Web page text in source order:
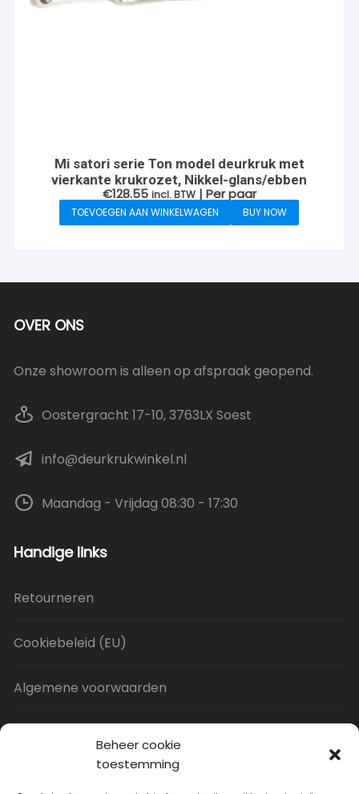
Beheer cookie
toestemming
Mi satori serie Ton model deurkruk met
vierkante krukrozet, Nikkel-glans/ebben
€128.55 incl. BTW | Per paar
TOEVOEGEN AAN WINKELWAGEN BUY NOW
OVER ONS
Onze showroom is alleen op afspraak geopend.
Oostergracht 17-10, 3763LX Soest
info@deurkrukwinkel.nl
Maandag - Vrijdag 08:30 - 17:30
Handige links
Retourneren
Cookiebeleid (EU)
Algemene voorwaarden